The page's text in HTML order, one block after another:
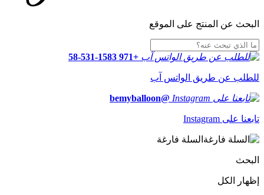
البحث عن المنتج على الموقع
+971 58-531-1583
للطلب عن طريق الواتس آب
@bemyballoon
تابعنا على Instagram
السلة فارغة
البحث
إظهار الكل